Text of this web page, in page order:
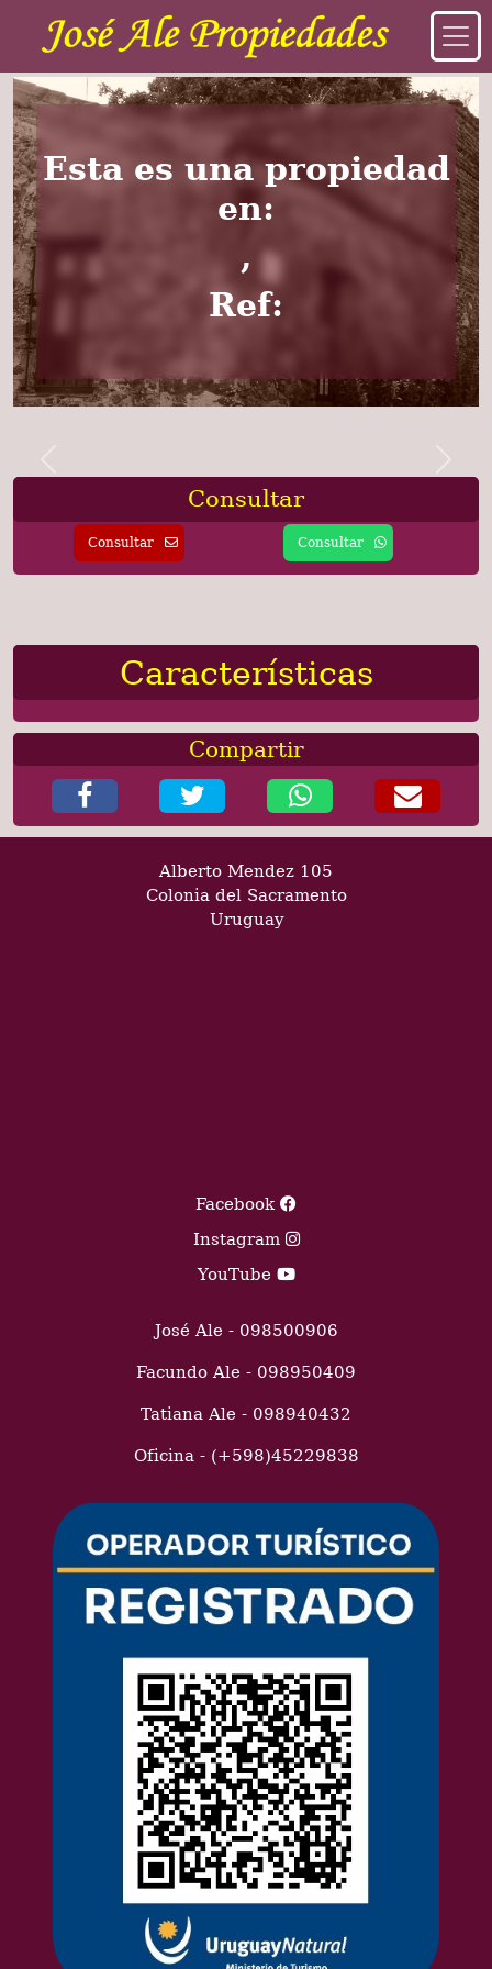
Esta es una propiedad
en:
,
Ref:
Consultar
Consultar Consultar
Características
Compartir
Alberto Mendez 105
Colonia del Sacramento
Uruguay
Facebook
Instagram
YouTube
José Ale - 098500906
Facundo Ale - 098950409
Tatiana Ale - 098940432
Oficina - (+598)45229838